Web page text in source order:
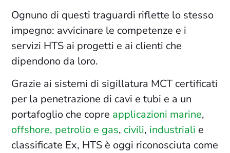
Ognuno di questi traguardi riflette lo stesso
impegno: avvicinare le competenze e i
servizi HTS ai progetti e ai clienti che
dipendono da loro.
Grazie ai sistemi di sigillatura MCT certificati
per la penetrazione di cavi e tubi e a un
portafoglio che copre applicazioni marine,
offshore, petrolio e gas, civili, industriali e
classificate Ex, HTS è oggi riconosciuta come